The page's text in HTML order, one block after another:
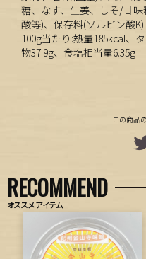
糖、なす、生姜、しそ/甘
酸等)、保存料(ソルビン酸K)
100g当たり:熱量185kcal、
物37.9g、食塩相当量6.35g
この商品
RECOMMEND
オススメアイテム